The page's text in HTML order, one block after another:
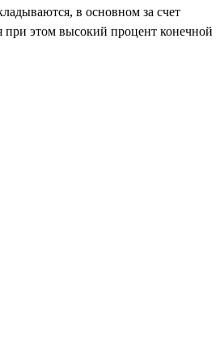
в основном за счет
при этом высокий процент конечной